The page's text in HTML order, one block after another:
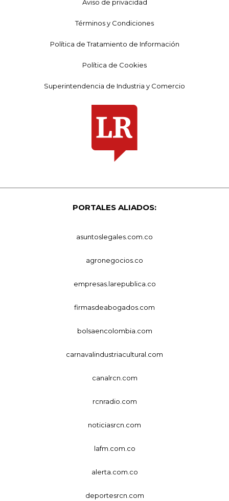
Aviso de privacidad
Términos y Condiciones
Política de Tratamiento de Información
Política de Cookies
Superintendencia de Industria y Comercio
PORTALES ALIADOS:
asuntoslegales.com.co
agronegocios.co
empresas.larepublica.co
firmasdeabogados.com
bolsaencolombia.com
carnavalindustriacultural.com
canalrcn.com
rcnradio.com
noticiasrcn.com
lafm.com.co
alerta.com.co
deportesrcn.com